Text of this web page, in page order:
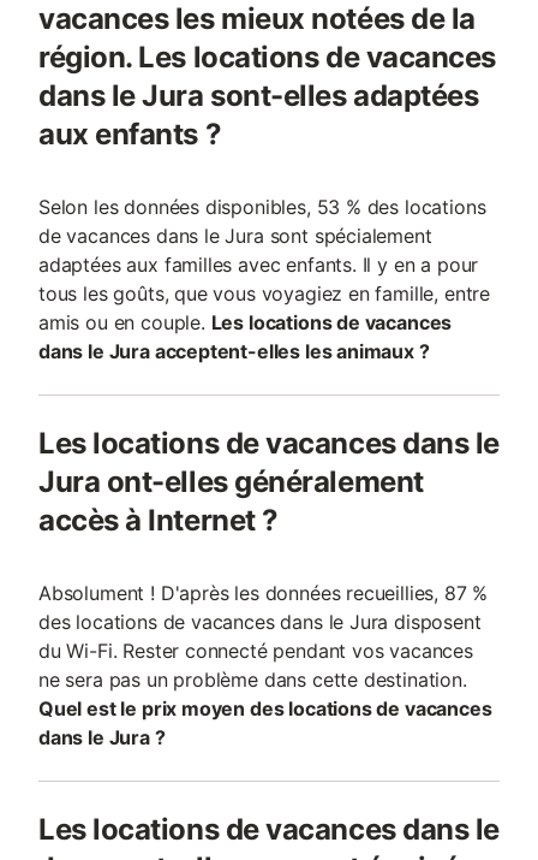
vacances les mieux notées de la
région. Les locations de vacances
dans le Jura sont-elles adaptées
aux enfants ?
Selon les données disponibles, 53 % des locations
de vacances dans le Jura sont spécialement
adaptées aux familles avec enfants. Il y en a pour
tous les goûts, que vous voyagiez en famille, entre
amis ou en couple. Les locations de vacances
dans le Jura acceptent-elles les animaux ?
Les locations de vacances dans le
Jura ont-elles généralement
accès à Internet ?
Absolument ! D'après les données recueillies, 87 %
des locations de vacances dans le Jura disposent
du Wi-Fi. Rester connecté pendant vos vacances
ne sera pas un problème dans cette destination.
Quel est le prix moyen des locations de vacances
dans le Jura ?
Les locations de vacances dans le